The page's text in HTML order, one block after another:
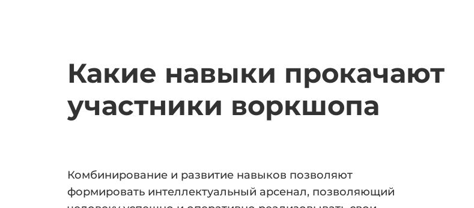
Какие навыки прокачают
участники воркшопа
Комбинирование и развитие навыков позволяют
формировать интеллектуальный арсенал, позволяющий